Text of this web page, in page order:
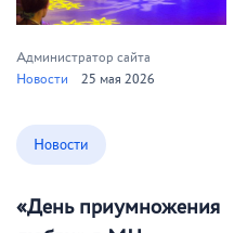
Администратор сайта
Новости
25 мая 2026
Новости
«День приумножения